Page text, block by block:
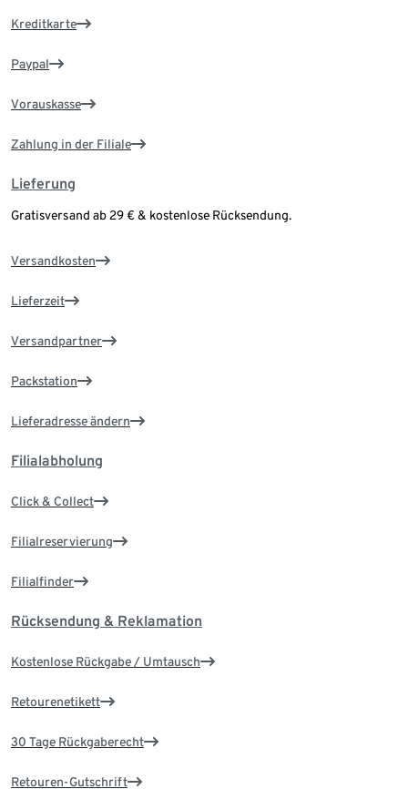
Kreditkarte
Paypal
Vorauskasse
Zahlung in der Filiale
Lieferung
Gratisversand ab 29 € & kostenlose Rücksendung.
Versandkosten
Lieferzeit
Versandpartner
Packstation
Lieferadresse ändern
Filialabholung
Click & Collect
Filialreservierung
Filialfinder
Rücksendung & Reklamation
Kostenlose Rückgabe / Umtausch
Retourenetikett
30 Tage Rückgaberecht
Retouren-Gutschrift